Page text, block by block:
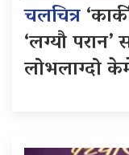
चलचित्र
‘लग्यौ परान’
लोभलाग्दो